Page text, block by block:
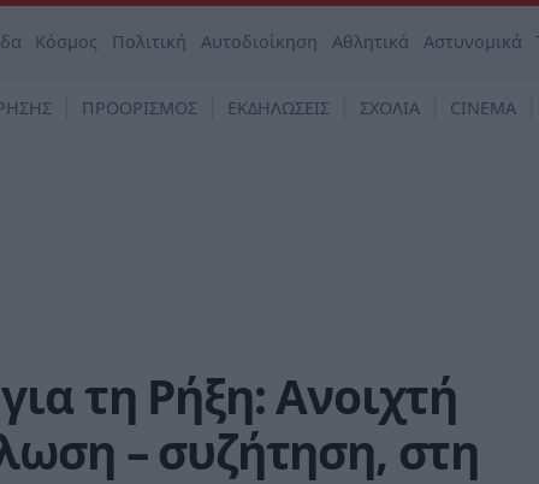
Κόσμος Πολιτική Αυτοδιοίκηση Αθλητικά Αστυνομικά
ΠΡΟΟΡΙΣΜΟΣ ΕΚΔΗΛΩΣΕΙΣ ΣΧΟΛΙΑ CINEMA
τη Ρήξη: Ανοιχτή
– συζήτηση, στη